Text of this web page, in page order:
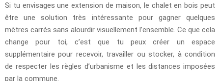
Si tu envisages une extension de maison, le chalet en bois peut
être une solution très intéressante pour gagner quelques
mètres carrés sans alourdir visuellement l’ensemble. Ce que cela
change pour toi, c’est que tu peux créer un espace
supplémentaire pour recevoir, travailler ou stocker, à condition
de respecter les règles d’urbanisme et les distances imposées
par la commune.